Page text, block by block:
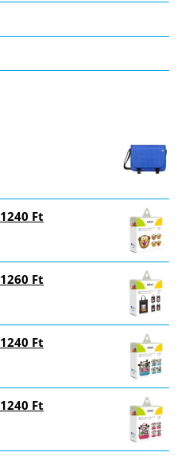
Original
1240 Ft
Original
1260 Ft
Original
1240 Ft
Original
1240 Ft